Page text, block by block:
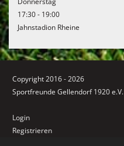
17:30 - 19:00
Jahnstadion Rheine
Copyright 2016 - 2026
Sportfreunde Gellendorf 1920 e.V.
Login
Registrieren